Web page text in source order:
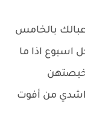
بالخامس
اسبوع اذا ما
من أفوت